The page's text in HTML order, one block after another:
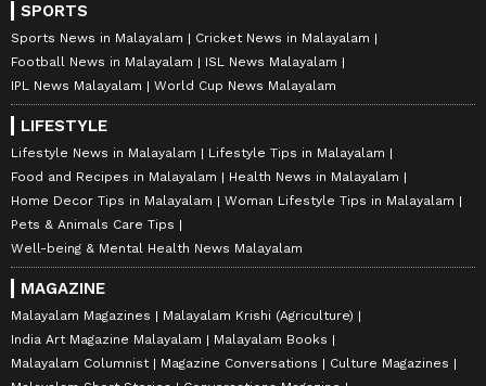
SPORTS
Sports News in Malayalam
Cricket News in Malayalam
Football News in Malayalam
ISL News Malayalam
IPL News Malayalam
World Cup News Malayalam
LIFESTYLE
Lifestyle News in Malayalam
Lifestyle Tips in Malayalam
Food and Recipes in Malayalam
Health News in Malayalam
Home Decor Tips in Malayalam
Woman Lifestyle Tips in Malayalam
Pets & Animals Care Tips
Well-being & Mental Health News Malayalam
MAGAZINE
Malayalam Magazines
Malayalam Krishi (Agriculture)
India Art Magazine Malayalam
Malayalam Books
Malayalam Columnist
Magazine Conversations
Culture Magazines